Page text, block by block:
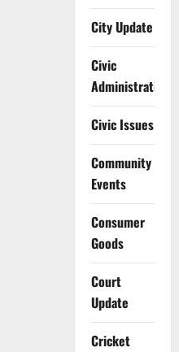
City Update
Civic
Administration
Civic Issues
Community
Events
Consumer
Goods
Court
Update
Cricket